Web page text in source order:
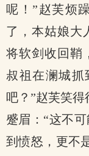
呢！”赵芙烦
了，本姑娘大
将软剑收回鞘
叔祖在澜城抓
吧？”赵芙笑
蹙眉：“这不
到愤怒，更不